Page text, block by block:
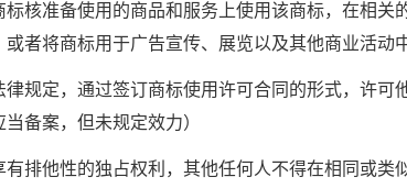
准备使用的商品和服务上使用该商标，在相关
者将商标用于广告宣传、展览以及其他商业活动中
定，通过签订商标使用许可合同的形式，许可
备案，但未规定效力）
他性的独占权利，其他任何人不得在相同或类